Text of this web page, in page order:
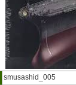
smusashid_005